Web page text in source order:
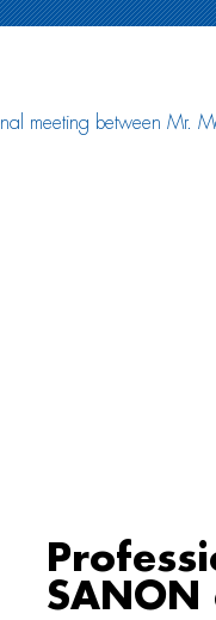
meeting between Mr.
SANON